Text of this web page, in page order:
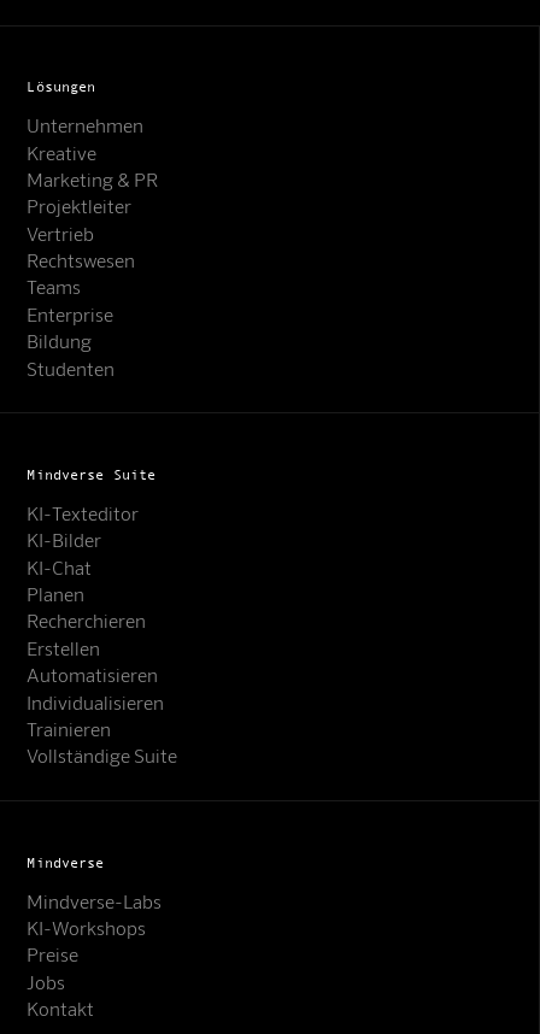
Lösungen
Unternehmen
Kreative
Marketing & PR
Projektleiter
Vertrieb
Rechtswesen
Teams
Enterprise
Bildung
Studenten
Mindverse Suite
KI-Texteditor
KI-Bilder
KI-Chat
Planen
Recherchieren
Erstellen
Automatisieren
Individualisieren
Trainieren
Vollständige Suite
Mindverse
Mindverse-Labs
KI-Workshops
Preise
Jobs
Kontakt